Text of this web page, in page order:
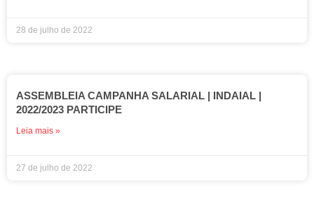
28 de julho de 2022
ASSEMBLEIA CAMPANHA SALARIAL | INDAIAL |
2022/2023 PARTICIPE
Leia mais »
27 de julho de 2022